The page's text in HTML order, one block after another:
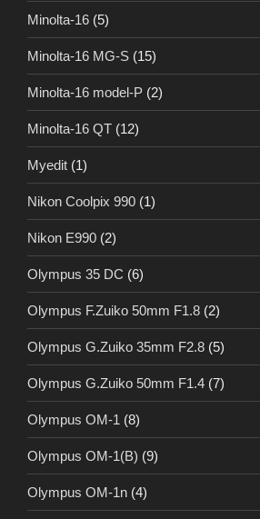
Minolta-16 (5)
Minolta-16 MG-S (15)
Minolta-16 model-P (2)
Minolta-16 QT (12)
Myedit (1)
Nikon Coolpix 990 (1)
Nikon E990 (2)
Olympus 35 DC (6)
Olympus F.Zuiko 50mm F1.8 (2)
Olympus G.Zuiko 35mm F2.8 (5)
Olympus G.Zuiko 50mm F1.4 (7)
Olympus OM-1 (8)
Olympus OM-1(B) (9)
Olympus OM-1n (4)